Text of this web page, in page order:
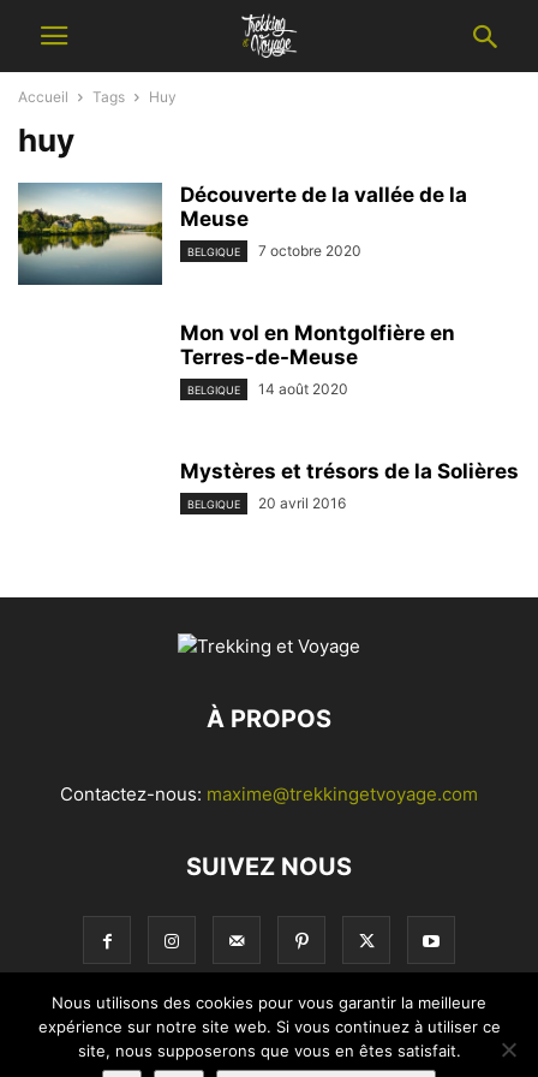
Accueil Tags Huy
huy
Découverte de la vallée de la
Meuse
BELGIQUE 7 octobre 2020
Mon vol en Montgolfière en
Terres-de-Meuse
BELGIQUE 14 août 2020
Mystères et trésors de la Solières
BELGIQUE 20 avril 2016
À PROPOS
Contactez-nous: maxime@trekkingetvoyage.com
SUIVEZ NOUS
© Trekking et Voyage. Tous droits réservés |
Mentions légales
et CGU|Avertissements
Nous utilisons des cookies pour vous garantir la meilleure
expérience sur notre site web. Si vous continuez à utiliser ce
site, nous supposerons que vous en êtes satisfait.